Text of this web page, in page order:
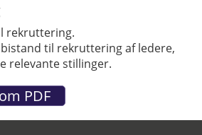
rekruttering.
til rekruttering af ledere,
relevante stillinger.